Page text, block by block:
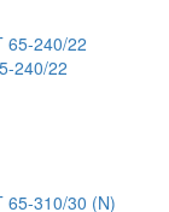
240/22